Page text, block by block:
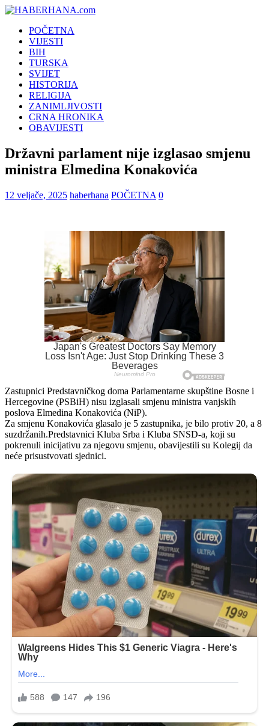
POČETNA
VIJESTI
BIH
TURSKA
SVIJET
HISTORIJA
RELIGIJA
ZANIMLJIVOSTI
CRNA HRONIKA
OBAVIJESTI
Državni parlament nije izglasao smjenu
ministra Elmedina Konakovića
12 veljače, 2025 haberhana POČETNA 0
Zastupnici Predstavničkog doma Parlamentarne skupštine Bosne i
Hercegovine (PSBiH) nisu izglasali smjenu ministra vanjskih
poslova Elmedina Konakovića (NiP).
Za smjenu Konakovića glasalo je 5 zastupnika, je bilo protiv 20, a 8
suzdržanih.Predstavnici Kluba Srba i Kluba SNSD-a, koji su
pokrenuli inicijativu za njegovu smjenu, obavijestili su Kolegij da
neće prisustvovati sjednici.